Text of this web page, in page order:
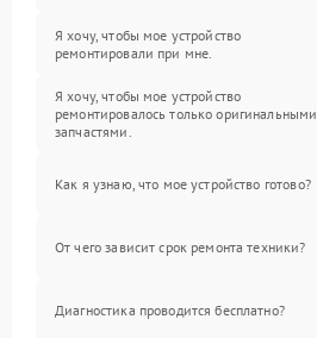
Я хочу, чтобы мое устройство
ремонтировали при мне.
Я хочу, чтобы мое устройство
ремонтировалось только оригинальными
запчастями.
Как я узнаю, что мое устройство готово?
От чего зависит срок ремонта техники?
Диагностика проводится бесплатно?